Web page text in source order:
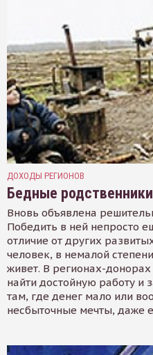
ДОХОДЫ РЕГИОНОВ
Бедные родственники
Вновь объявлена
Победить в ней непросто
отличие от других
человек, в немалой
живет. В регионах-
найти достойную работу и
там, где денег мало или
несбыточные мечты, даже